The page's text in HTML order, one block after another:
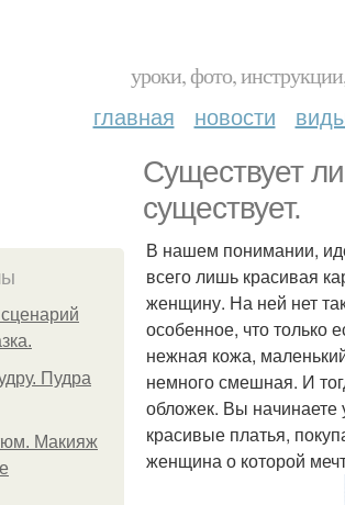
уроки, фото,
главная новости
Существует
существует.
Пудра
Макияж
В нашем понимании,
всего лишь красивая
женщину. На ней нет
особенное, что только
нежная кожа,
немного смешная. И
обложек. Вы начинаете
красивые платья,
женщина о которой